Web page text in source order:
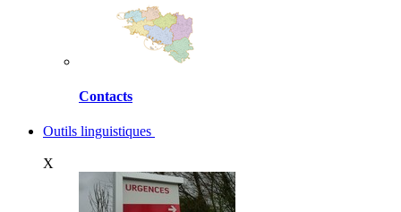
Contacts
Outils linguistiques
X